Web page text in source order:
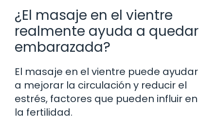
¿El masaje en el vientre
realmente ayuda a quedar
embarazada?
El masaje en el vientre puede ayudar
a mejorar la circulación y reducir el
estrés, factores que pueden influir en
la fertilidad.